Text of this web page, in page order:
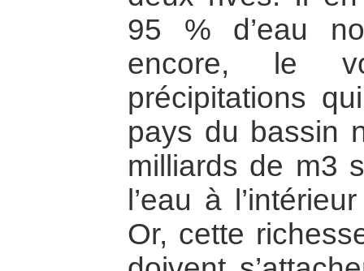
95 % d’eau
encore, le
précipitations
pays du bassin
milliards de m3
l’eau à
Or, cette